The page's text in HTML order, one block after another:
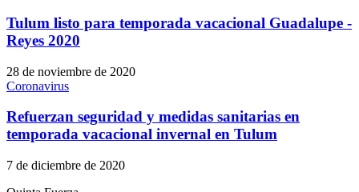
Tulum listo para temporada vacacional Guadalupe -
Reyes 2020
28 de noviembre de 2020
Coronavirus
Refuerzan seguridad y medidas sanitarias en
temporada vacacional invernal en Tulum
7 de diciembre de 2020